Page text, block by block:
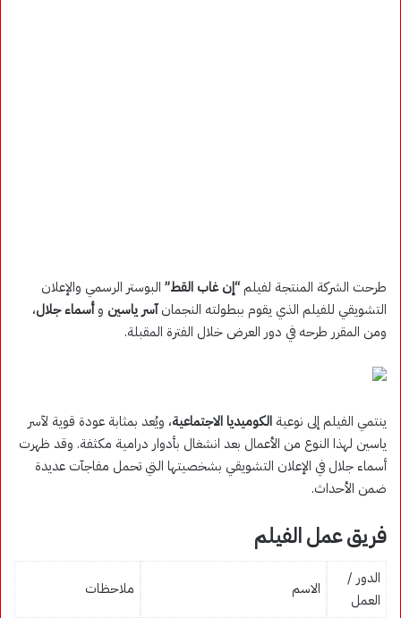
طرحت الشركة المنتجة لفيلم“إن غاب القط” البوستر الرسمي والإعلان
التشويقي للفيلم الذي يقوم ببطولته النجمانآسر ياسين وأسماء جلال،
ومن المقرر طرحه في دور العرض خلال الفترة المقبلة.
ينتمي الفيلم إلى نوعية الكوميديا الاجتماعية، ويُعد بمثابة عودة قوية لآسر
ياسين لهذا النوع من الأعمال بعد انشغال بأدوار درامية مكثفة. وقد ظهرت
أسماء جلال في الإعلان التشويقي بشخصيتها التي تحمل مفاجآت عديدة
ضمن الأحداث.
فريق عمل الفيلم
الدور /
العمل
الاسم ملاحظات